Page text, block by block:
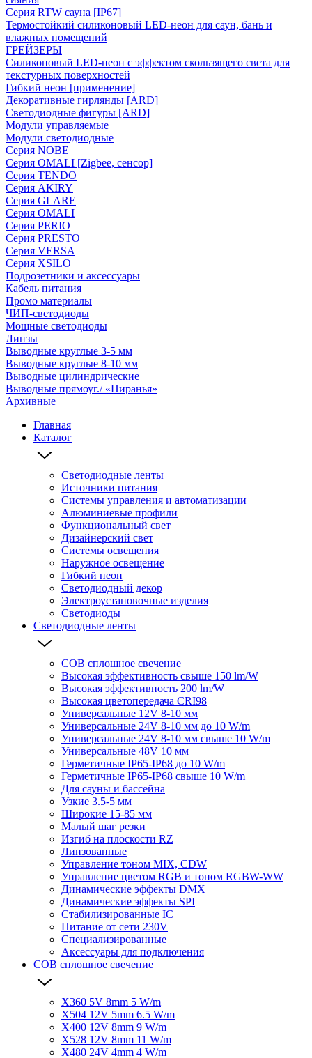
Серия RTW сауна [IP67]
Термостойкий силиконовый LED-неон для саун, бань и
влажных помещений
ГРЕЙЗЕРЫ
Силиконовый LED-неон с эффектом скользящего света для
текстурных поверхностей
Гибкий неон [применение]
Декоративные гирлянды [ARD]
Светодиодные фигуры [ARD]
Модули управляемые
Модули светодиодные
Серия NOBE
Серия OMALI [Zigbee, сенсор]
Серия TENDO
Серия AKIRY
Серия GLARE
Серия OMALI
Серия PERIO
Серия PRESTO
Серия VERSA
Серия XSILO
Подрозетники и аксессуары
Кабель питания
Промо материалы
ЧИП-светодиоды
Мощные светодиоды
Линзы
Выводные круглые 3-5 мм
Выводные круглые 8-10 мм
Выводные цилиндрические
Выводные прямоуг./ «Пиранья»
Архивные
Главная
Каталог
Светодиодные ленты
Источники питания
Системы управления и автоматизации
Алюминиевые профили
Функциональный свет
Дизайнерский свет
Системы освещения
Наружное освещение
Гибкий неон
Светодиодный декор
Электроустановочные изделия
Светодиоды
Светодиодные ленты
COB сплошное свечение
Высокая эффективность свыше 150 lm/W
Высокая эффективность 200 lm/W
Высокая цветопередача CRI98
Универсальные 12V 8-10 мм
Универсальные 24V 8-10 мм до 10 W/m
Универсальные 24V 8-10 мм свыше 10 W/m
Универсальные 48V 10 мм
Герметичные IP65-IP68 до 10 W/m
Герметичные IP65-IP68 свыше 10 W/m
Для сауны и бассейна
Узкие 3.5-5 мм
Широкие 15-85 мм
Малый шаг резки
Изгиб на плоскости RZ
Линзованные
Управление тоном MIX, CDW
Управление цветом RGB и тоном RGBW-WW
Динамические эффекты DMX
Динамические эффекты SPI
Стабилизированные IC
Питание от сети 230V
Специализированные
Аксессуары для подключения
COB сплошное свечение
X360 5V 8mm 5 W/m
X504 12V 5mm 6.5 W/m
X400 12V 8mm 9 W/m
X528 12V 8mm 11 W/m
X480 24V 4mm 4 W/m